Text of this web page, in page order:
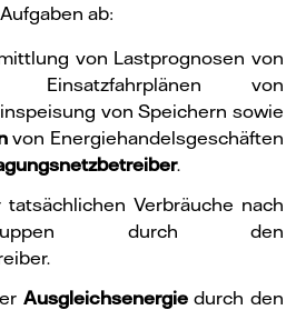
Aufgaben ab:
von Lastprognosen von
Einsatzfahrplänen von
von Speichern sowie
von Energiehandelsgeschäften
.
Verbräuche nach
durch den
Ausgleichsenergiedurch den